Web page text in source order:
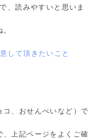
、読みやすいと思いま
して頂きたいこと
、おせんべいなど）で
上記ページをよくご確